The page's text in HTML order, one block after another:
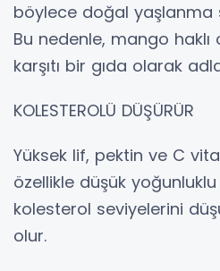
böylece doğal yaşlanma
Bu nedenle, mango
karşıtı bir gıda olarak
KOLESTEROLÜ DÜŞÜRÜR
Yüksek lif, pektin ve C
özellikle düşük
kolesterol seviyelerini
olur.